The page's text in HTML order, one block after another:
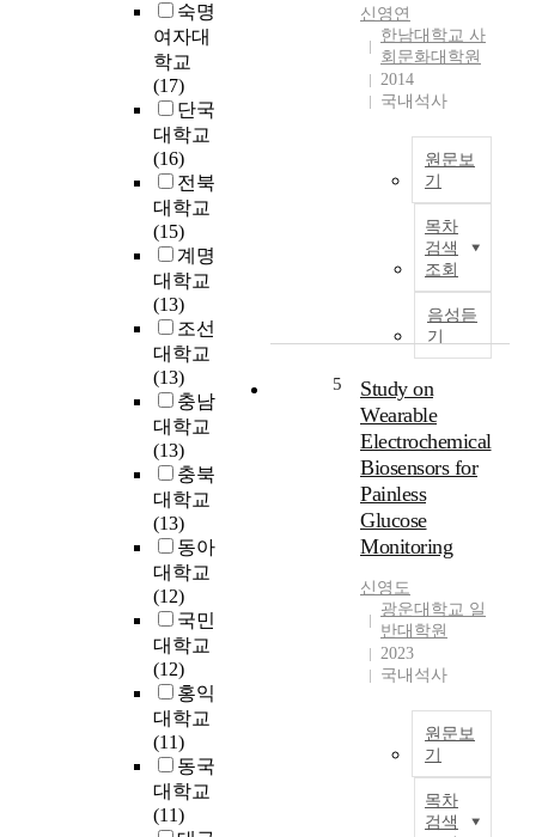
숙명
여자대
학교
(17)
단국
대학교
(16)
전북
대학교
(15)
계명
대학교
(13)
조선
대학교
(13)
충남
대학교
(13)
충북
대학교
(13)
동아
대학교
(12)
국민
대학교
(12)
홍익
대학교
(11)
동국
대학교
(11)
는
애
초
인
e
o
행
신영 연
한남대학교 사
회문화대학원
2014
국내석사
원문보
기
목차
검색
조회
음성듣
기
문
‘
가
5
Study on
Wearable
Electrochemical
Biosensors for
Painless
Glucose
Monitoring
신영도
광운대학교 일
반대학원
2023
국내석사
원문보
기
목차
검색